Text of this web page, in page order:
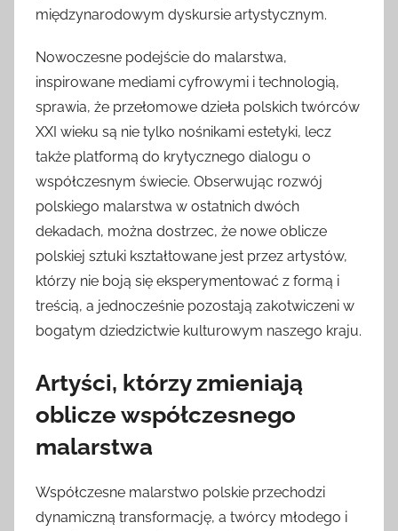
międzynarodowym dyskursie artystycznym.
Nowoczesne podejście do malarstwa,
inspirowane mediami cyfrowymi i technologią,
sprawia, że przełomowe dzieła polskich twórców
XXI wieku są nie tylko nośnikami estetyki, lecz
także platformą do krytycznego dialogu o
współczesnym świecie. Obserwując rozwój
polskiego malarstwa w ostatnich dwóch
dekadach, można dostrzec, że nowe oblicze
polskiej sztuki kształtowane jest przez artystów,
którzy nie boją się eksperymentować z formą i
treścią, a jednocześnie pozostają zakotwiczeni w
bogatym dziedzictwie kulturowym naszego kraju.
Artyści, którzy zmieniają
oblicze współczesnego
malarstwa
Współczesne malarstwo polskie przechodzi
dynamiczną transformację, a twórcy młodego i